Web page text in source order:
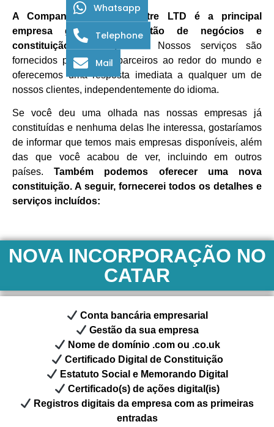
A Company Creation Centre LTD é a principal
empresa global em gestão de negócios e
constituição de empresas.
Nossos serviços são
fornecidos por nossos parceiros ao redor do mundo e
oferecemos uma resposta imediata a qualquer um de
nossos clientes, independentemente do idioma.
Se você deu uma olhada nas nossas empresas já
constituídas e nenhuma delas lhe interessa, gostaríamos
de informar que temos mais empresas disponíveis, além
das que você acabou de ver, incluindo em outros
países.Também podemos oferecer uma nova
constituição. A seguir, fornecerei todos os detalhes e
serviços incluídos:
NOVA INCORPORAÇÃO NO
CATAR
Conta bancária empresarial
Gestão da sua empresa
Nome de domínio .com ou .co.uk
Certificado Digital de Constituição
Estatuto Social e Memorando Digital
Certificado(s) de ações digital(is)
Registros digitais da empresa com as primeiras
entradas
Whatsapp
Telephone
Mail